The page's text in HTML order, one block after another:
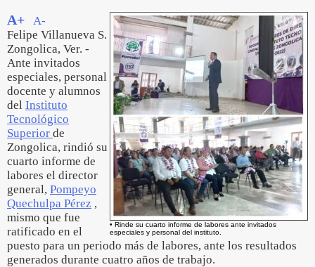
• Rinde su cuarto informe de labores ante invitados
especiales y personal del instituto.
A+
A-
Felipe Villanueva S.
Zongolica, Ver. -
Ante invitados
especiales, personal
docente y alumnos
del Instituto
Tecnológico
Superior de
Zongolica, rindió su
cuarto informe de
labores el director
general, Pompeyo
Quechulpa Pérez ,
mismo que fue
ratificado en el
puesto para un periodo más de labores, ante los resultados
generados durante cuatro años de trabajo.